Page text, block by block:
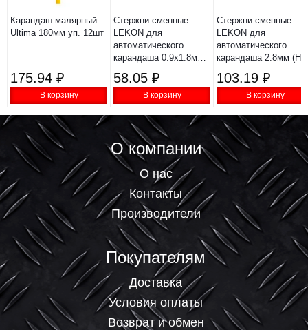
Карандаш малярный
Ultima 180мм уп. 12шт
175.94 ₽
В корзину
Стержни сменные
LEKON для
автоматического
карандаша 0.9х1.8мм
уп 014292
58.05 ₽
В корзину
Стержни сменные
LEKON для
автоматического
карандаша 2.8мм
014393
103.19 ₽
В корзину
О компании
О нас
Контакты
Производители
Покупателям
Доставка
Условия оплаты
Возврат и обмен